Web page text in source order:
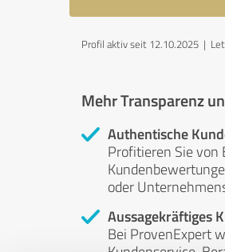
Profil aktiv seit 12.10.2025 |
Mehr Transparenz
Authentische
Profitieren Sie von
oder
Aussagekräftiges
Bei ProvenExpert